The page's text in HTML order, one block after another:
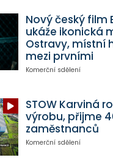
Nový český film
ukáže ikonická
Ostravy, místní
mezi prvními
Komerční sdělení
STOW Karviná
výrobu, přijme
zaměstnanců
Komerční sdělení